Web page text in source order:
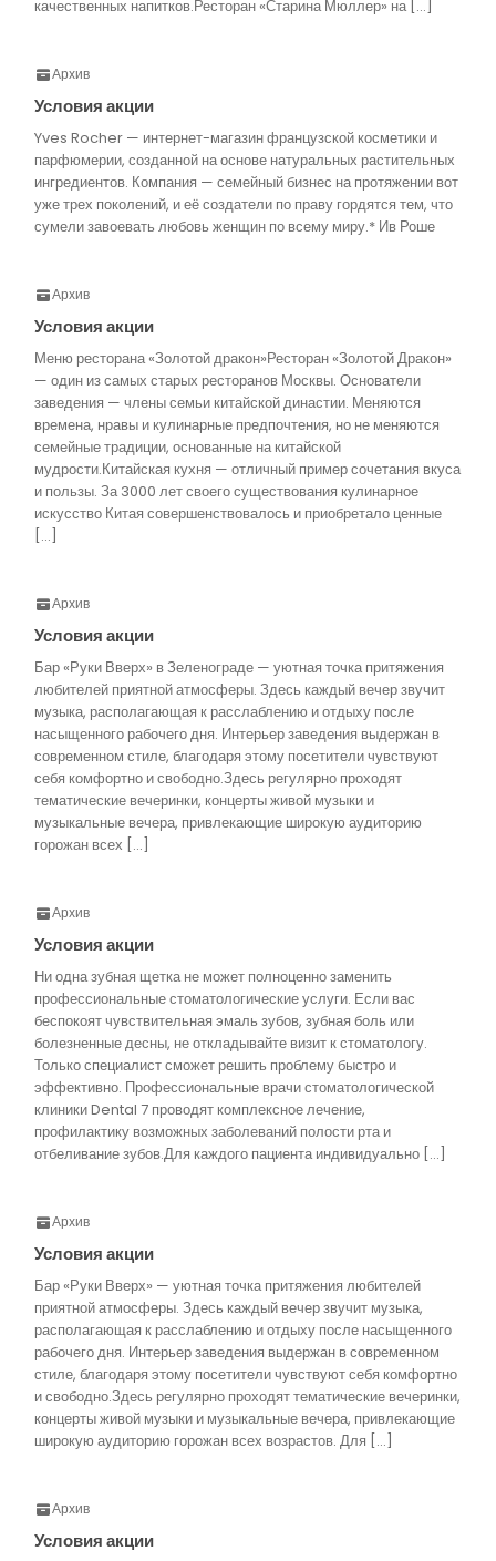
качественных напитков.Ресторан «Старина Мюллер» на […]
Архив
Условия акции
Yves Rocher — интернет-магазин французской косметики и
парфюмерии, созданной на основе натуральных растительных
ингредиентов. Компания — семейный бизнес на протяжении вот
уже трех поколений, и её создатели по праву гордятся тем, что
сумели завоевать любовь женщин по всему миру.* Ив Роше
Архив
Условия акции
Меню ресторана «Золотой дракон»Ресторан «Золотой Дракон»
— один из самых старых ресторанов Москвы. Основатели
заведения — члены семьи китайской династии. Меняются
времена, нравы и кулинарные предпочтения, но не меняются
семейные традиции, основанные на китайской
мудрости.Китайская кухня — отличный пример сочетания вкуса
и пользы. За 3000 лет своего существования кулинарное
искусство Китая совершенствовалось и приобретало ценные
[…]
Архив
Условия акции
Бар «Руки Вверх» в Зеленограде — уютная точка притяжения
любителей приятной атмосферы. Здесь каждый вечер звучит
музыка, располагающая к расслаблению и отдыху после
насыщенного рабочего дня. Интерьер заведения выдержан в
современном стиле, благодаря этому посетители чувствуют
себя комфортно и свободно.Здесь регулярно проходят
тематические вечеринки, концерты живой музыки и
музыкальные вечера, привлекающие широкую аудиторию
горожан всех […]
Архив
Условия акции
Ни одна зубная щетка не может полноценно заменить
профессиональные стоматологические услуги. Если вас
беспокоят чувствительная эмаль зубов, зубная боль или
болезненные десны, не откладывайте визит к стоматологу.
Только специалист сможет решить проблему быстро и
эффективно. Профессиональные врачи стоматологической
клиники Dental 7 проводят комплексное лечение,
профилактику возможных заболеваний полости рта и
отбеливание зубов.Для каждого пациента индивидуально […]
Архив
Условия акции
Бар «Руки Вверх» — уютная точка притяжения любителей
приятной атмосферы. Здесь каждый вечер звучит музыка,
располагающая к расслаблению и отдыху после насыщенного
рабочего дня. Интерьер заведения выдержан в современном
стиле, благодаря этому посетители чувствуют себя комфортно
и свободно.Здесь регулярно проходят тематические вечеринки,
концерты живой музыки и музыкальные вечера, привлекающие
широкую аудиторию горожан всех возрастов. Для […]
Архив
Условия акции